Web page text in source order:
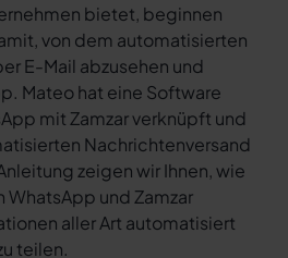
bietet, beginnen
von dem automatisierten
E-Mail abzusehen und
Mateo hat eine Software
mit Zamzar verknüpft und
Nachrichtenversand
zeigen wir Ihnen, wie
und Zamzar
aller Art automatisiert
teilen.